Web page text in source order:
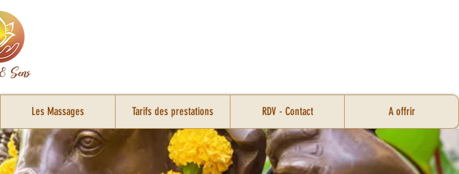
Les Massages Tarifs des prestations RDV - Contact A offrir